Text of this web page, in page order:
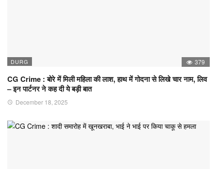
DURG 379
CG Crime : बोरे में मिली महिला की लाश, हाथ में गोदना से लिखे चार नाम, लिव
– इन पार्टनर ने कह दी ये बड़ी बात
December 18, 2025